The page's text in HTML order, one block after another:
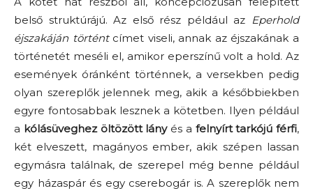
belső struktúrájú. Az első rész például az Eperhold
éjszakáján történtcímet viseli, annak az éjszakának a
történetét meséli el, amikor eperszínű volt a hold. Az
események óránként történnek, a versekben pedig
olyan szereplők jelennek meg, akik a későbbiekben
egyre fontosabbak lesznek a kötetben. Ilyen például
a kólásüveghez öltözött lány és a felnyírt tarkójú férfi,
két elveszett, magányos ember, akik szépen lassan
egymásra találnak, de szerepel még benne például
egy házaspár és egy cserebogár is. A szereplők nem